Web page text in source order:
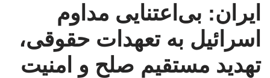
ایران: بی‌اعتنایی مداوم
اسرائیل به تعهدات حقوقی،
تهدید مستقیم صلح و امنیت